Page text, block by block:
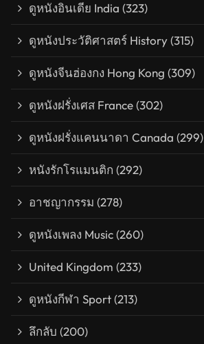
ดูหนังอินเดีย India (323)
ดูหนังประวัติศาสตร์ History(315)
ดูหนังจีนฮ่องกง Hong Kong (309)
ดูหนังฝรั่งเศส France(302)
ดูหนังฝรั่งแคนนาดา Canada (299)
หนังรักโรแมนติก (292)
อาชญากรรม (278)
ดูหนังเพลง Music(260)
United Kingdom (233)
ดูหนังกีฬา Sport(213)
ลึกลับ (200)